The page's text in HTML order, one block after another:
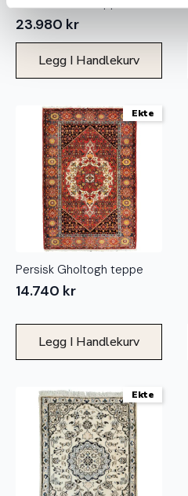
23.980 kr
Legg I Handlekurv
Ekte
Persisk Gholtogh teppe
14.740 kr
Legg I Handlekurv
Ekte